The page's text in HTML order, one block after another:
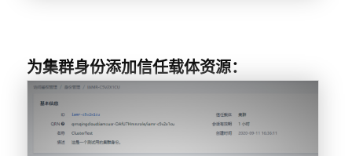
为集群身份添加信任载体资源：